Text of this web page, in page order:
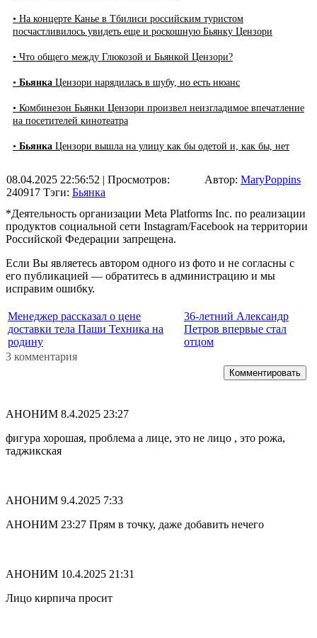
• На концерте Канье в Тбилиси российским туристом
посчастливилось увидеть еще и роскошную Бьянку Цензори
• Что общего между Глюкозой и Бьянкой Цензори?
• Бьянка Цензори нарядилась в шубу, но есть нюанс
• Комбинезон Бьянки Цензори произвел неизгладимое впечатление
на посетителей кинотеатра
• Бьянка Цензори вышла на улицу как бы одетой и, как бы, нет
08.04.2025 22:56:52 | Просмотров:
240917 Тэги: Бьянка
Автор: MaryPoppins
*Деятельность организации Meta Platforms Inc. по реализации
продуктов социальной сети Instagram/Facebook на территории
Российской Федерации запрещена.
Если Вы являетесь автором одного из фото и не согласны с
его публикацией — обратитесь в администрацию и мы
исправим ошибку.
Менеджер рассказал о цене
доставки тела Паши Техника на
родину
36-летний Александр
Петров впервые стал
отцом
3 комментария
Комментировать
АНОНИМ 8.4.2025 23:27
фигура хорошая, проблема а лице, это не лицо , это рожа,
таджикская
АНОНИМ 9.4.2025 7:33
АНОНИМ 23:27 Прям в точку, даже добавить нечего
АНОНИМ 10.4.2025 21:31
Лицо кирпича просит